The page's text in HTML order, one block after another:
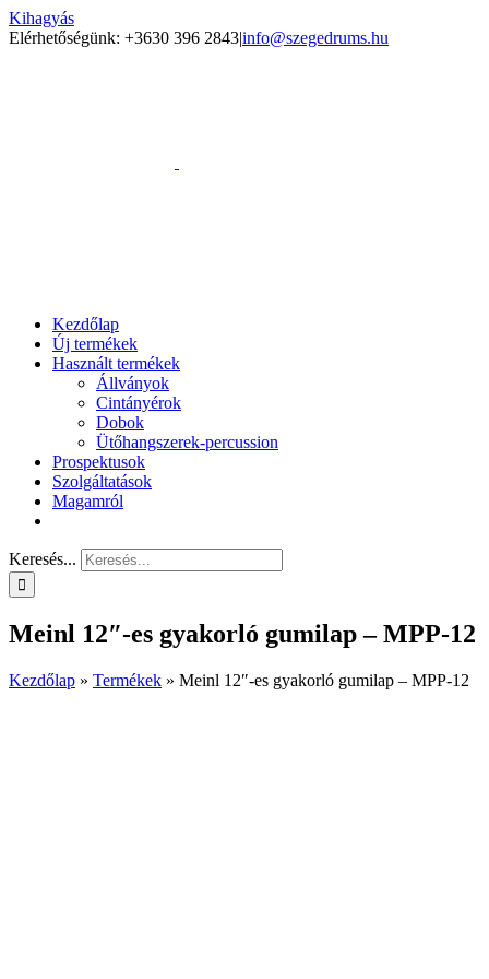
Kihagyás
Elérhetőségünk: +3630 396 2843|info@szegedrums.hu
Kezdőlap
Új termékek
Használt termékek
Állványok
Cintányérok
Dobok
Ütőhangszerek-percussion
Prospektusok
Szolgáltatások
Magamról
Keresés...
Meinl 12″-es gyakorló gumilap – MPP-12
Kezdőlap » Termékek » Meinl 12″-es gyakorló gumilap – MPP-12